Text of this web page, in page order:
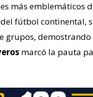
más emblemáticos
fútbol continental,
grupos,
marcó la pauta